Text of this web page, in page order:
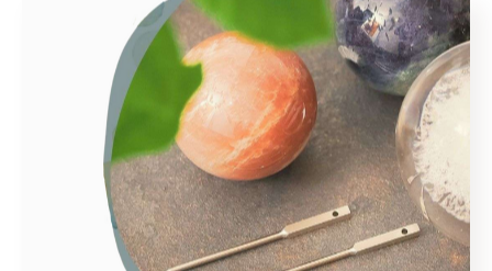
保し、水分補給や軽いストレッチなどを行うと、より効
果を実感しやすくなります。
注意点として、急激な体調不良や重い疾患が疑われる場
合は、必ず医療機関と相談のうえで鍼灸を利用しましょ
う。自分に合った鍼灸院を選び、信頼できる施術者と長
期的な健康づくりを目指すことが大切です。